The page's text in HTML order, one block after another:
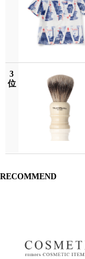
3
位
RECOMMEND